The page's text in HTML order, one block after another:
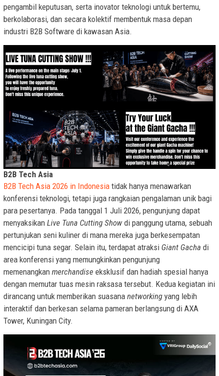
pengambil keputusan, serta inovator teknologi untuk bertemu,
berkolaborasi, dan secara kolektif membentuk masa depan
industri B2B Software di kawasan Asia.
B2B Tech Asia
B2B Tech Asia 2026 in Indonesia tidak hanya menawarkan
konferensi teknologi, tetapi juga rangkaian pengalaman unik bagi
para pesertanya. Pada tanggal 1 Juli 2026, pengunjung dapat
menyaksikan Live Tuna Cutting Show di panggung utama, sebuah
pertunjukan seni kuliner di mana mereka juga berkesempatan
mencicipi tuna segar. Selain itu, terdapat atraksi Giant Gacha di
area konferensi yang memungkinkan pengunjung
memenangkan merchandise eksklusif dan hadiah spesial hanya
dengan memutar tuas mesin raksasa tersebut. Kedua kegiatan ini
dirancang untuk memberikan suasana networking yang lebih
interaktif dan berkesan selama pameran berlangsung di AXA
Tower, Kuningan City.